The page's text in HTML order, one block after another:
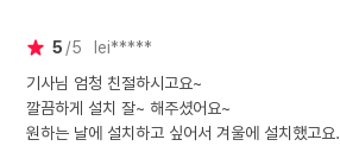
5 5 lei*****
기사님 엄청 친절하시고요~
깔끔하게 설치 잘~ 해주셨어요~
원하는 날에 설치하고 싶어서 겨울에 설치했고요.